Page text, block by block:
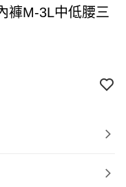
褲M-3L中低腰三